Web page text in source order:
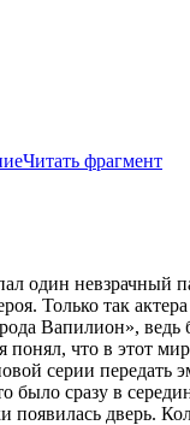
Читать фрагмент
один невзрачный
Только так
Вапилион»,
понял, что в этот
серии передать
было сразу в
дверь.